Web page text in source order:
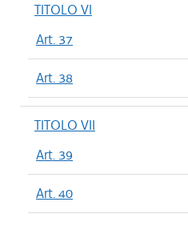
TITOLO VI
Art. 37
Art. 38
TITOLO VII
Art. 39
Art. 40